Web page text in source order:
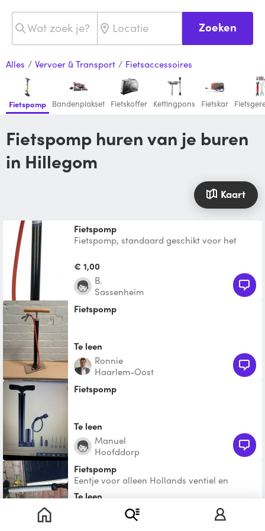
Zoeken
Alles / Vervoer & Transport / Fietsaccessoires
Fietspomp Bandenplakset Fietskoffer Kettingpons Fietskar
Fietspomp huren van je buren
in Hillegom
Kaart
fietspomp
Fietspomp, standaard geschikt voor het
met optionele verl
€ 1,00
B.
Sassenheim
Fietspomp
Te leen
Ronnie
Haarlem-Oost
Fietspomp
Te leen
Manuel
Hoofddorp
fietspomp
Eentje voor alleen Hollands ventiel en
andere met zowel Hollands als autoventiel.
Te leen
Westoever Noord Buitenspaarne,